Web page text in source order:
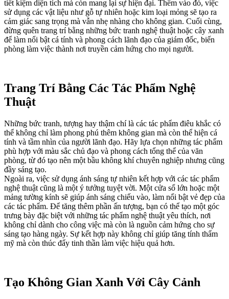
tiết kiệm diện tích mà còn mang lại sự hiện đại. Thêm vào đó, việc
sử dụng các vật liệu như gỗ tự nhiên hoặc kim loại mỏng sẽ tạo ra
cảm giác sang trọng mà vẫn nhẹ nhàng cho không gian. Cuối cùng,
đừng quên trang trí bằng những bức tranh nghệ thuật hoặc cây xanh
để làm nổi bật cá tính và phong cách lãnh đạo của giám đốc, biến
phòng làm việc thành nơi truyền cảm hứng cho mọi người.
Trang Trí Bằng Các Tác Phẩm Nghệ
Thuật
Những bức tranh, tượng hay thậm chí là các tác phẩm điêu khắc có
thể không chỉ làm phong phú thêm không gian mà còn thể hiện cá
tính và tầm nhìn của người lãnh đạo. Hãy lựa chọn những tác phẩm
phù hợp với màu sắc chủ đạo và phong cách tổng thể của văn
phòng, từ đó tạo nên một bầu không khí chuyên nghiệp nhưng cũng
đầy sáng tạo.
Ngoài ra, việc sử dụng ánh sáng tự nhiên kết hợp với các tác phẩm
nghệ thuật cũng là một ý tưởng tuyệt vời. Một cửa sổ lớn hoặc một
mảng tường kính sẽ giúp ánh sáng chiếu vào, làm nổi bật vẻ đẹp của
các tác phẩm. Để tăng thêm phần ấn tượng, bạn có thể tạo một góc
trưng bày đặc biệt với những tác phẩm nghệ thuật yêu thích, nơi
không chỉ dành cho công việc mà còn là nguồn cảm hứng cho sự
sáng tạo hàng ngày. Sự kết hợp này không chỉ giúp tăng tính thẩm
mỹ mà còn thúc đẩy tinh thần làm việc hiệu quả hơn.
Tạo Không Gian Xanh Với Cây Cảnh